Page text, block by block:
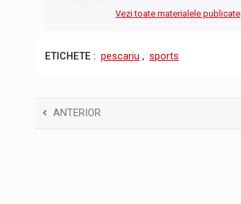
Vezi toate materialele publicate
ETICHETE : pescariu , sports
ANTERIOR